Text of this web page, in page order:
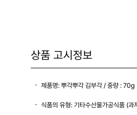
상품 고시정보
제품명: 뿌각뿌각 김부각 / 중량 : 70g
식품의 유형: 기타수산물가공식품 (과